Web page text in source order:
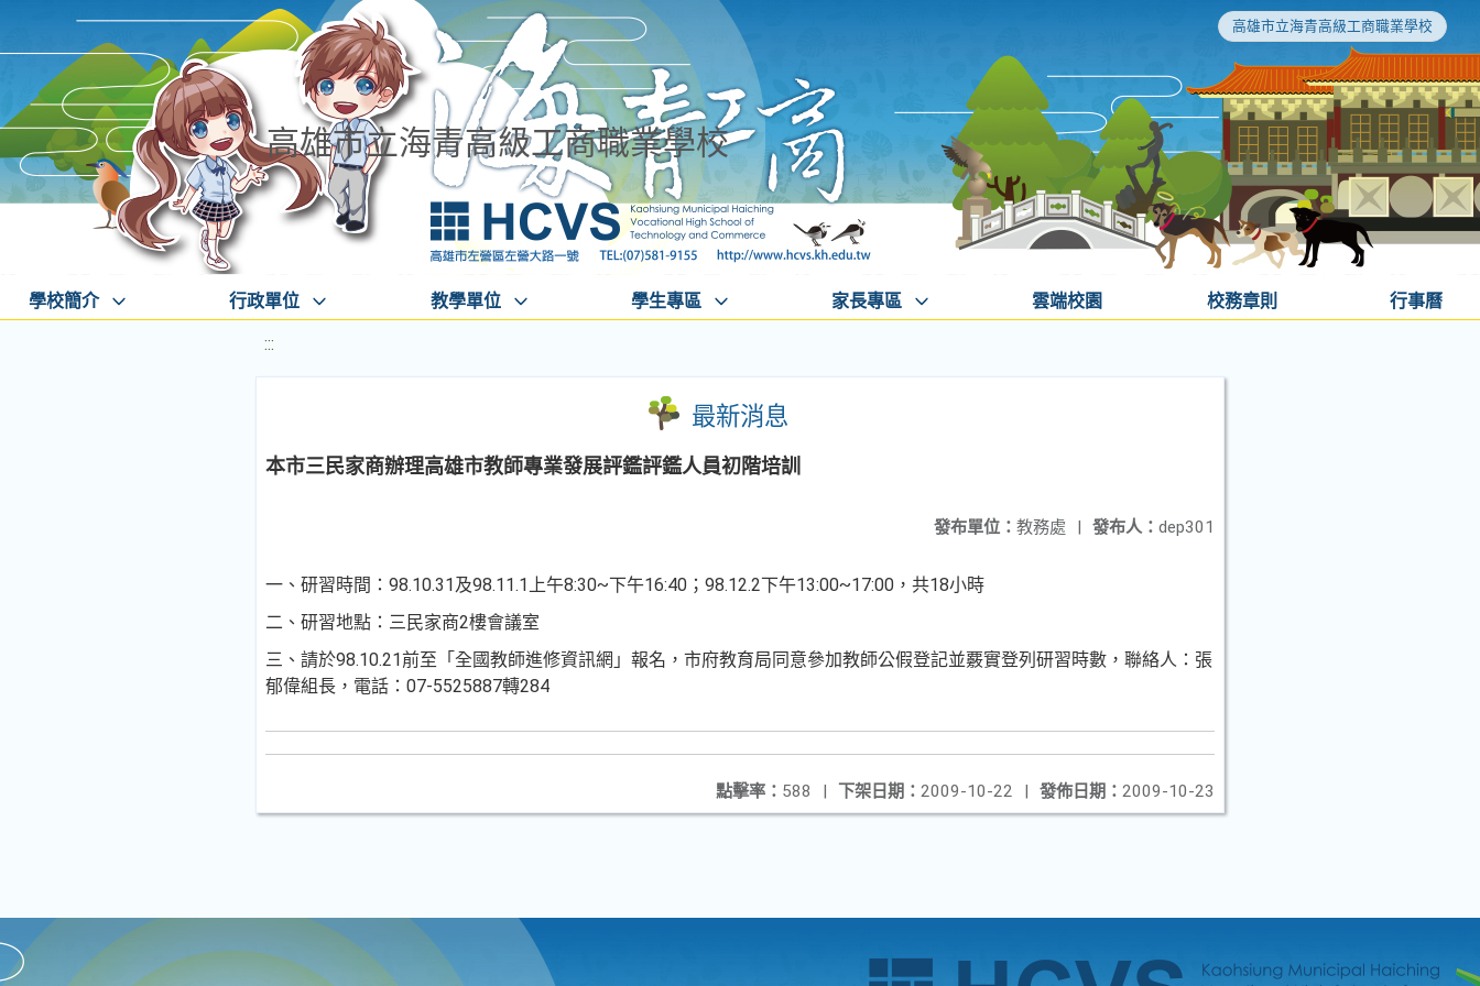
高雄市立海青高級工商職業學校
高雄市立海青高級工商職業學校
學校簡介 行政單位 教學單位 學生專區 家長專區 雲端校園 校務章則 行事曆
:::
最新消息
本市三民家商辦理高雄市教師專業發展評鑑評鑑人員初階培訓
發布人： dep301
發布單位： 教務處 |
一、研習時間：98.10.31及98.11.1上午8:30~下午16:40；98.12.2下午13:00~17:00，共18小時
二、研習地點：三民家商2樓會議室
三、請於98.10.21前至「全國教師進修資訊網」報名，市府教育局同意參加教師公假登記並覈實登列研習時數，聯絡人：張
郁偉組長，電話：07-5525887轉284
發佈日期： 2009-10-23
下架日期： 2009-10-22 |
點擊率： 588 |